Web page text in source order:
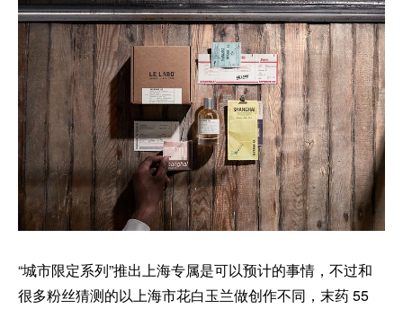
“城市限定系列”推出上海专属是可以预计的事情，不过和
很多粉丝猜测的以上海市花白玉兰做创作不同，末药 55